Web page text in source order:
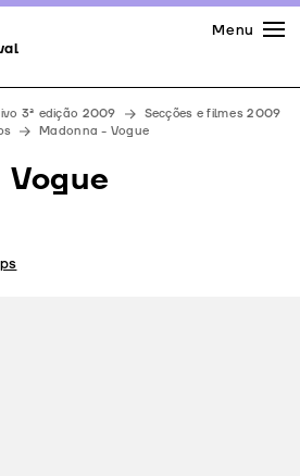
Menu
3ª edição 2009
Secções e filmes 2009
Madonna - Vogue